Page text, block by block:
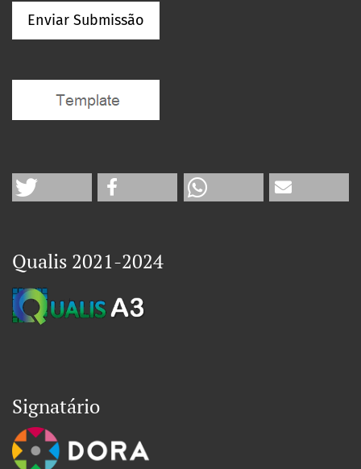
Enviar Submissão
Qualis 2021-2024
Signatário